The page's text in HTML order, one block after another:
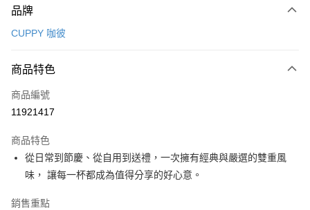
信用卡一次付款
6 期 0 利率 每期
合作金庫商業銀行
上海商業儲蓄銀行
臺灣中小企業銀行
匯豐（台灣）商業銀行
華泰商業銀行
聯邦商業銀行
遠東國際商業銀行
玉山商業銀行
LINE Pay
Apple Pay
街口支付
悠遊付
品牌
CUPPY 咖彼
商品特色
商品編號
11921417
商品特色
從日常到節慶、從自用到送禮，一次擁有經典與嚴選的雙重風
味， 讓每一杯都成為值得分享的好心意。
銷售重點